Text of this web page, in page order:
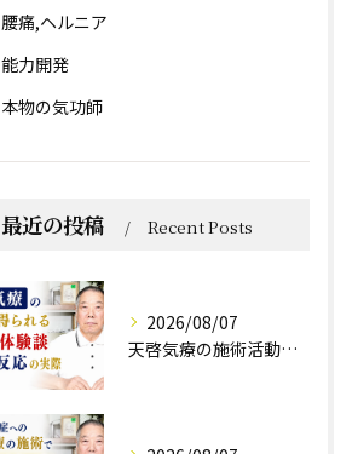
腰痛,ヘルニア
能力開発
本物の気功師
最近の投稿 Recent Posts
2026/08/07
天啓気療の施術活動で得られる効果や体験談と好転反応の実際